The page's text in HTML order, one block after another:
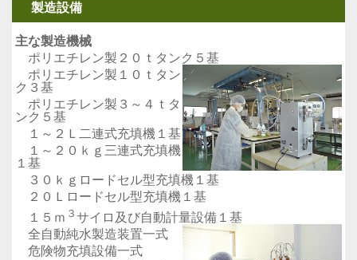
製造設備
主な製造機械
ポリエチレン製２０ｔタンク５基
ポリエチレン製１０ｔタン
ク３基
ポリエチレン製３～４ｔタ
ンク５基
１～２Ｌ二連式充填機１基
１～２０ｋｇ三連式充填機
１基
３０ｋｇロードセル型充填機１基
２０Ｌロードセル型充填機１基
１５ｍ ３サイロ及び自動計量設備１基
全自動純水製造装置一式
危険物充填設備一式